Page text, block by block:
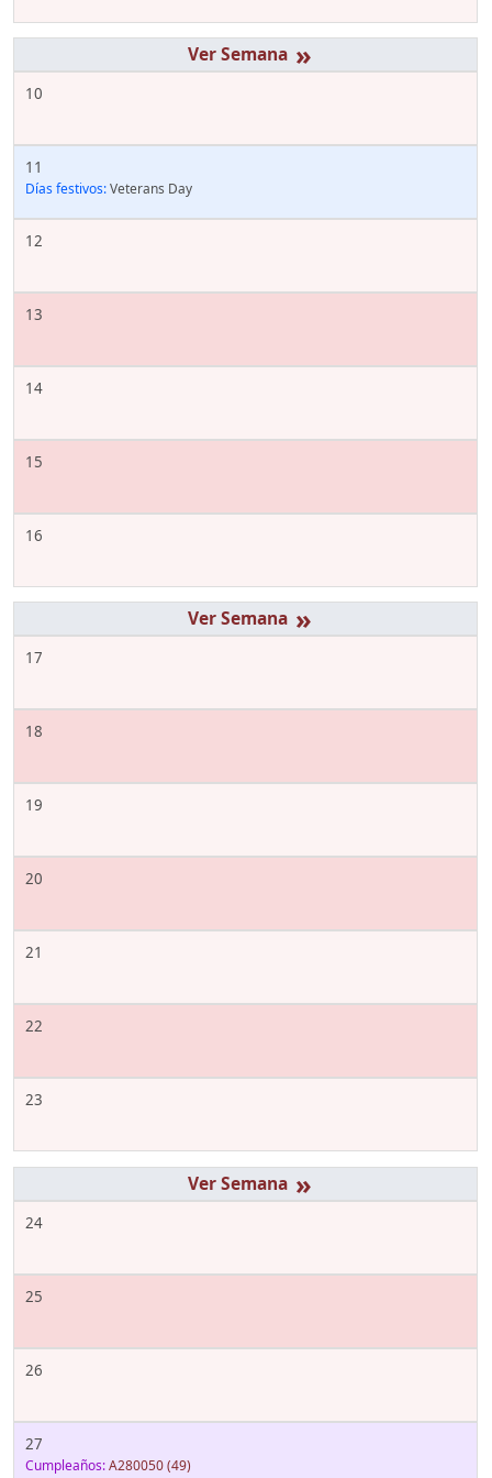
»
10
11
Días festivos:Veterans Day
12
13
14
15
16
»
17
18
19
20
21
22
23
»
24
25
26
27
Cumpleaños:A280050(49)